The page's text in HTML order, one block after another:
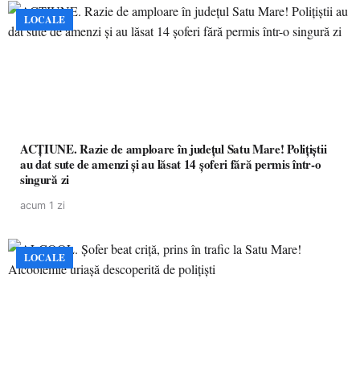
LOCALE
ACȚIUNE. Razie de amploare în județul Satu Mare! Polițiștii
au dat sute de amenzi și au lăsat 14 șoferi fără permis într-o
singură zi
acum 1 zi
LOCALE